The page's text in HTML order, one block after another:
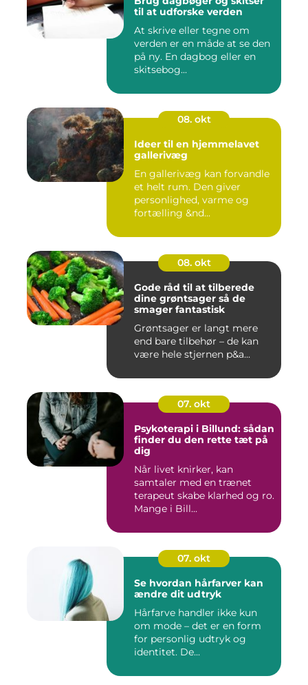
til at udforske verden
At skrive eller tegne om
verden er en måde at se den
på ny. En dagbog eller en
skitsebog...
08. okt
Ideer til en hjemmelavet
gallerivæg
En gallerivæg kan forvandle
et helt rum. Den giver
personlighed, varme og
fortælling &nd...
08. okt
Gode råd til at tilberede
dine grøntsager så de
smager fantastisk
Grøntsager er langt mere
end bare tilbehør – de kan
være hele stjernen p&a...
07. okt
Psykoterapi i Billund: sådan
finder du den rette tæt på
dig
Når livet knirker, kan
samtaler med en trænet
terapeut skabe klarhed og ro.
Mange i Bill...
07. okt
Se hvordan hårfarver kan
ændre dit udtryk
Hårfarve handler ikke kun
om mode – det er en form
for personlig udtryk og
identitet. De...